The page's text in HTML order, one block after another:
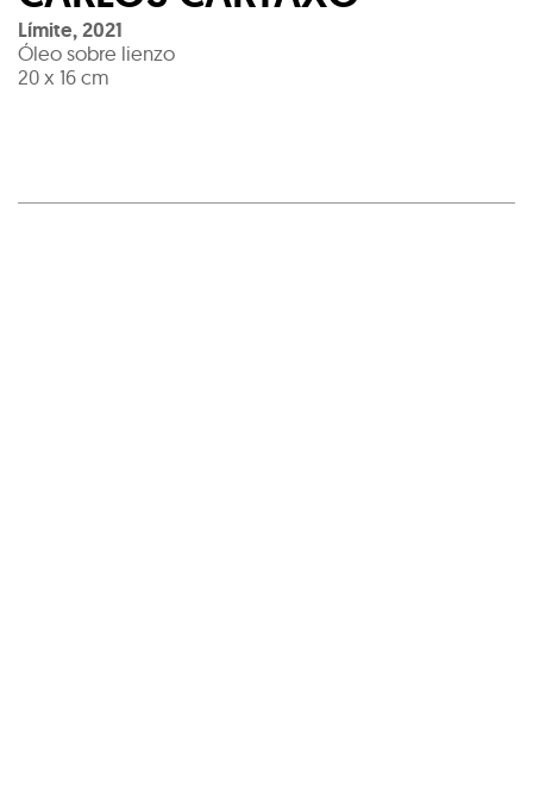
Límite,2021
Óleo sobre lienzo
20 x 16 cm